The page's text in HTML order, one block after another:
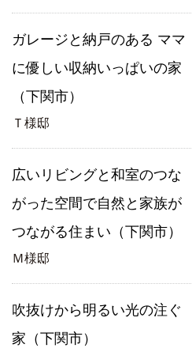
ガレージと納戸のある ママ
に優しい収納いっぱいの家
（下関市）
Ｔ様邸
広いリビングと和室のつな
がった空間で自然と家族が
つながる住まい（下関市）
Ｍ様邸
吹抜けから明るい光の注ぐ
家（下関市）